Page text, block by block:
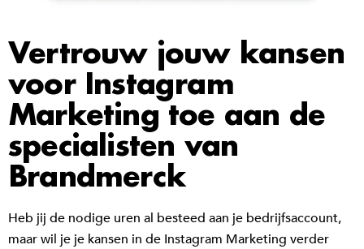
Vertrouw jouw kansen
voor Instagram
Marketing toe aan de
specialisten van
Brandmerck
Heb jij de nodige uren al besteed aan je bedrijfsaccount,
maar wil je je kansen in de Instagram Marketing verder